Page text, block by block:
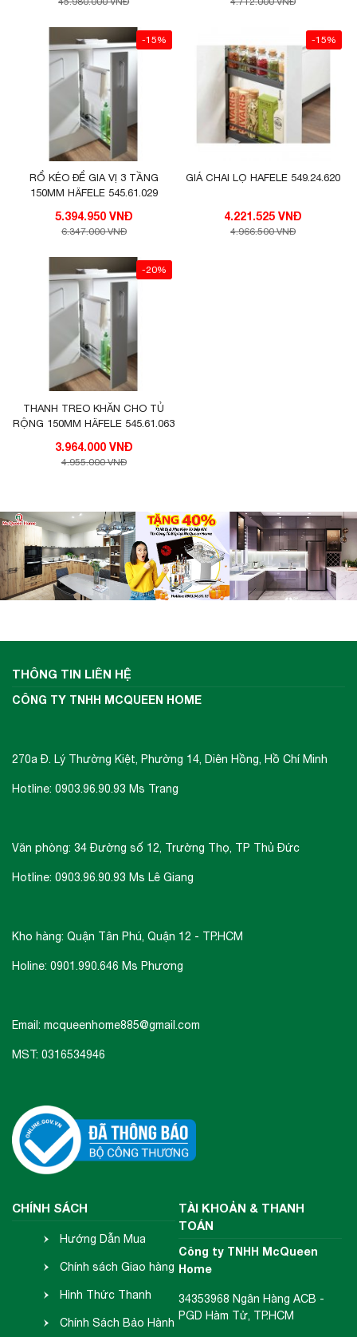
-15%
RỔ KÉO ĐỂ GIA VỊ 3 TẦNG
150MM HÄFELE 545.61.029
5.394.950 VNĐ
6.347.000 VNĐ
-15%
GIÁ CHAI LỌ HAFELE 549.24.620
4.221.525 VNĐ
4.966.500 VNĐ
-20%
THANH TREO KHĂN CHO TỦ
RỘNG 150MM HÄFELE 545.61.063
3.964.000 VNĐ
4.955.000 VNĐ
THÔNG TIN LIÊN HỆ
CÔNG TY TNHH MCQUEEN HOME
270a Đ. Lý Thường Kiệt, Phường 14, Diên Hồng, Hồ Chí Minh
Hotline: 0903.96.90.93 Ms Trang
Văn phòng: 34 Đường số 12, Trường Thọ, TP Thủ Đức
Hotline: 0903.96.90.93 Ms Lê Giang
Kho hàng: Quận Tân Phú, Quận 12 - TP.HCM
Holine: 0901.990.646 Ms Phương
Email: mcqueenhome885@gmail.com
MST: 0316534946
CHÍNH SÁCH
Hướng Dẫn Mua
Hàng
Chính sách Giao hàng
- Nhận hàng
Hình Thức Thanh
Toán
Chính Sách Bảo Hành
TÀI KHOẢN & THANH
TOÁN
Công ty TNHH McQueen
Home
34353968 Ngân Hàng ACB -
PGD Hàm Tử, TP.HCM